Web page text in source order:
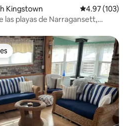
Kingstown Calificación
4.97 (103)
las playas de Narragansett,